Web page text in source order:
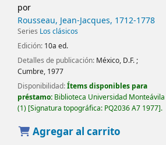
por
Rousseau, Jean-Jacques, 1712-1778
Series Los clásicos
Edición: 10a ed.
Detalles de publicación: México, D.F. ;
Cumbre, 1977
Disponibilidad:Ítems disponibles para
préstamo: Biblioteca Universidad Monteávila
(1) Signatura topográfica: PQ2036 A7 1977 .
Agregar al carrito